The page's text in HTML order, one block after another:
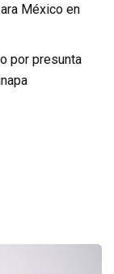
México en
por presunta